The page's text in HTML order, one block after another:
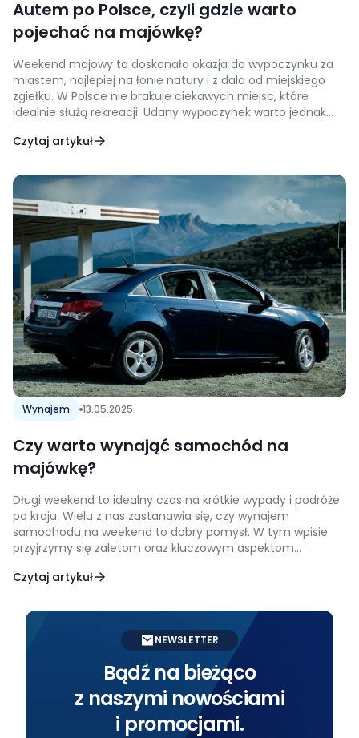
Autem po Polsce, czyli gdzie warto
pojechać na majówkę?
Weekend majowy to doskonała okazja do wypoczynku za
miastem, najlepiej na łonie natury i z dala od miejskiego
zgiełku. W Polsce nie brakuje ciekawych miejsc, które
idealnie służą rekreacji. Udany wypoczynek warto jednak
także środka transportu, dzięki którego dotrzemy, tam
względu na […]
Czytaj artykuł
Wynajem 13.05.2025
Czy warto wynająć samochód na
majówkę?
Długi weekend to idealny czas na krótkie wypady i podróże
po kraju. Wielu z nas zastanawia się, czy wynajem
samochodu na weekend to dobry pomysł. W tym wpisie
przyjrzymy się zaletom oraz kluczowym aspektom
Zalety wynajmu samochodu na długi weekend Decydując
zyskujesz swobodę przemieszczania się, gdzie […]
Czytaj artykuł
NEWSLETTER
Bądź na bieżąco
z naszymi nowościami
i promocjami.